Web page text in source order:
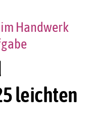
leichten
Handwerk